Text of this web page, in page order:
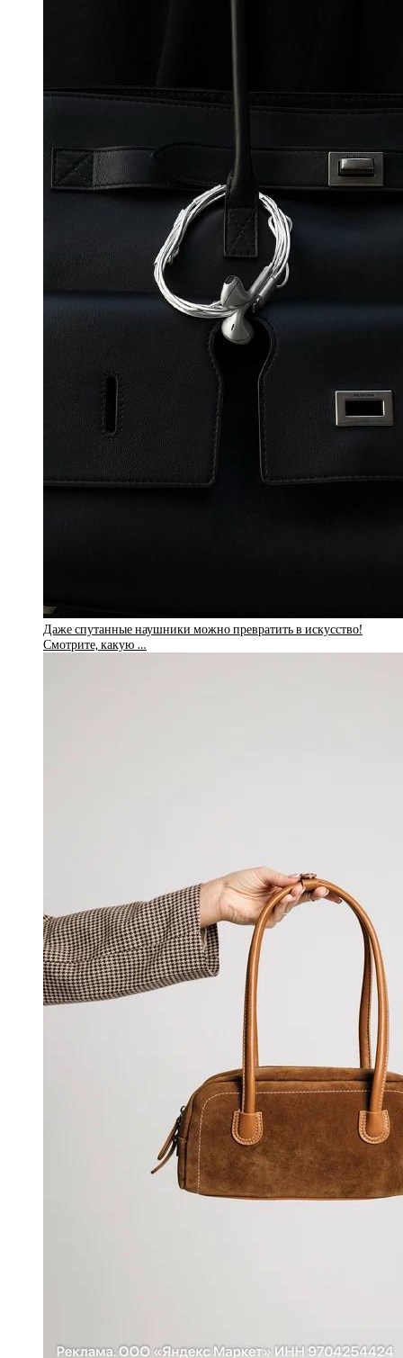
Даже спутанные наушники можно превратить в искусство!
Смотрите, какую …